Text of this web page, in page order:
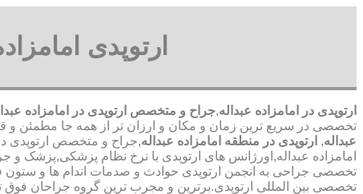
ارتوپدی
ارتوپدی در امامزاده عبداله,جراح و متخصص ارتوپدی در امامزاده
تخصصی در سریع ترین زمان و مکان و ارزان تر از همه جا مطمئن و قانونی شبانه روزی 24 ساعت حتی در روز های
عبداله, ارتوپدی در منطقه امامزاده عبداله,جراح و متخصص ارتوپدی در
امامزاده عبداله,اورژانس های ارتوپدی با نرخ نظام پزشکی,پزشک و
تخصصی جراحی به انجمن ارتوپدی حوادث و صدمات اندام ها و
تخصصی بین المللی ارتوپدی.برترین ‏و ‏مجرب ‏ترین ‏گروه ‏جراحان